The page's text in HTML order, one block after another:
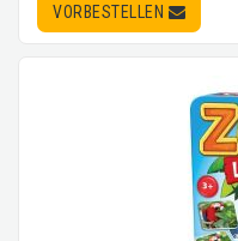
VORBESTELLEN